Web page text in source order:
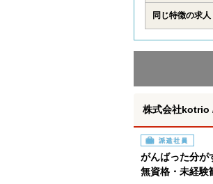
同じ特徴の求人
株式会社kotrio
派遣社員
がんばった分が
無資格・未経